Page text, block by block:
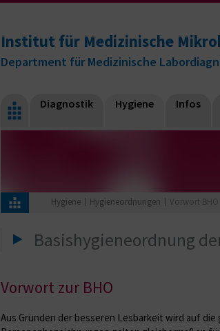
Institut für Medizinische
Department für Medizinische
Diagnostik Hygiene Infos
Hygiene Hygieneordnungen Vorwort BHO
Basishygieneordnung
Vorwort zur BHO
Aus Gründen der besseren Lesbarkeit wird auf